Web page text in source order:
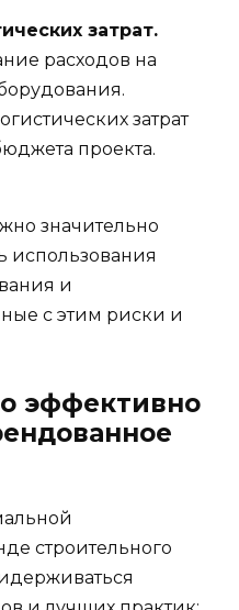
затрат.
расходов на
затрат
проекта.
значительно
использования
и
с этим риски и
эффективно
строительного